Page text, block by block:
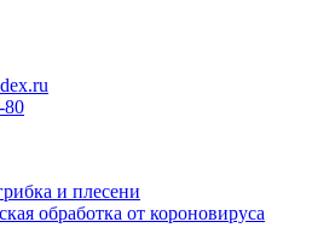
80
и плесени
обработка от короновируса